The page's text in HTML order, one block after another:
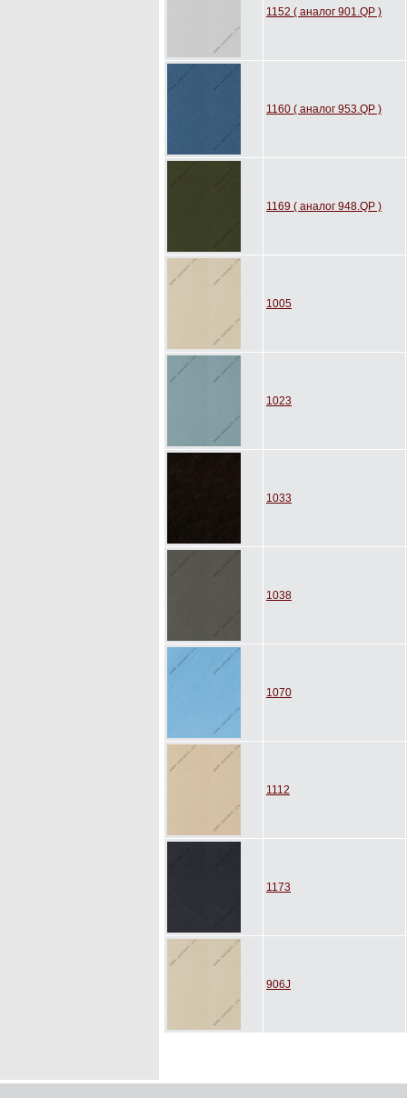
1152 ( аналог 901.QP )
1160 ( аналог 953.QP )
1169 ( аналог 948.QP )
1005
1023
1033
1038
1070
1112
1173
906J